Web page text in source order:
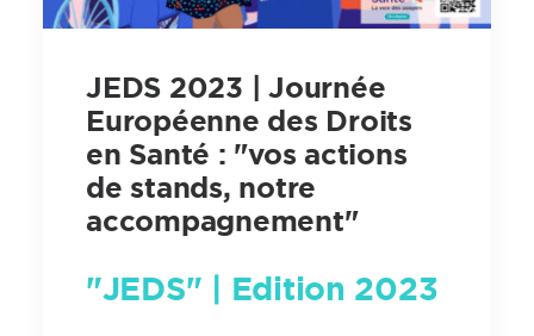
JEDS 2023 | Journée
Européenne des Droits
en Santé : "vos actions
de stands, notre
accompagnement"
"JEDS" | Edition 2023